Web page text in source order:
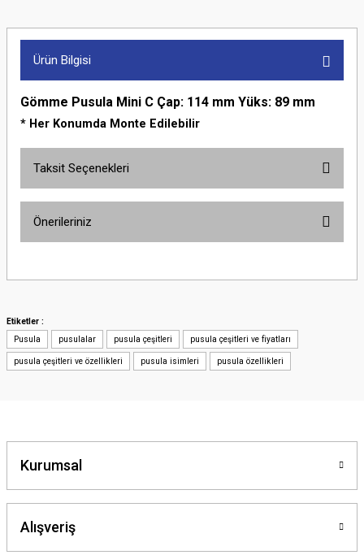
Ürün Bilgisi
Gömme Pusula Mini C Çap: 114 mm Yüks: 89 mm
* Her Konumda Monte Edilebilir
Taksit Seçenekleri
Önerileriniz
yetersiz gördüğünüz noktaları öneri formunu kullanarak tarafımıza
Ürün resmi kalitesiz, bozuk veya görüntülenemiyor.
Ürün açıklamasında eksik bilgiler bulunuyor.
Bu ürüne benzer farklı alternatifler olmalı.
Etiketler :
Pusula
pusulalar pusula çeşitleri pusula çeşitleri ve fiyatları
pusula çeşitleri ve özellikleri pusula isimleri pusula özellikleri
Kurumsal
Alışveriş